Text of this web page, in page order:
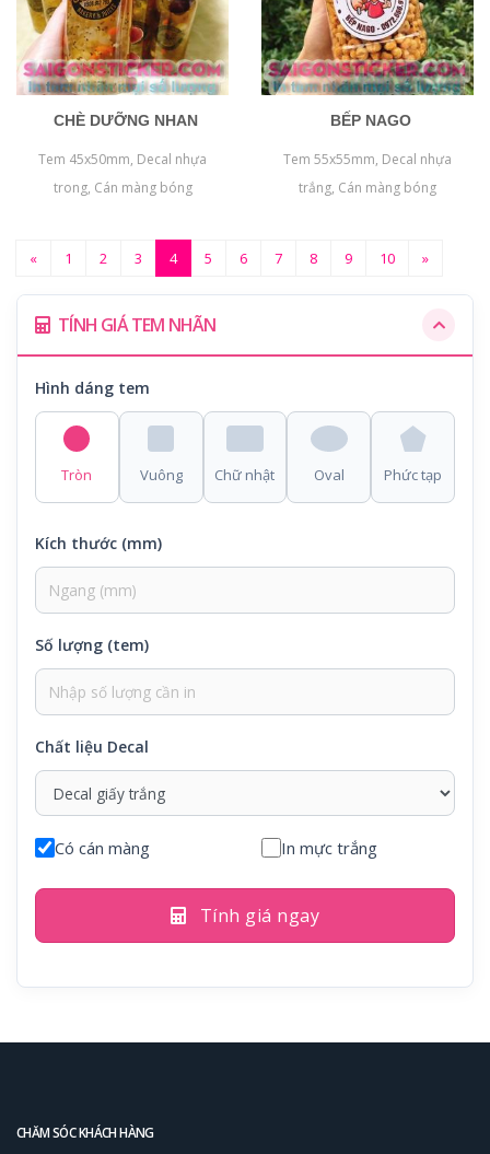
CHÈ DƯỠNG NHAN
Tem 45x50mm, Decal nhựa
trong, Cán màng bóng
BẾP NAGO
Tem 55x55mm, Decal nhựa
trắng, Cán màng bóng
« 1 2 3 4 5 6 7 8 9 10 »
TÍNH GIÁ TEM NHÃN
Hình dáng tem
Tròn Vuông Chữ nhật Oval Phức tạp
Kích thước (mm)
Số lượng (tem)
Chất liệu Decal
Có cán màng In mực trắng
Tính giá ngay
CHĂM SÓC KHÁCH HÀNG